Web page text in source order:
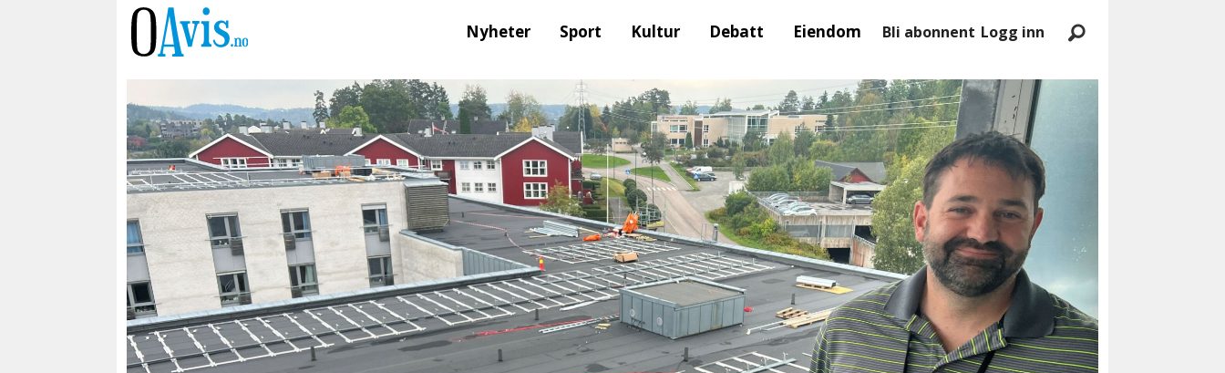
Nyheter Sport Kultur Debatt Eiendom Bli abonnent Logg inn